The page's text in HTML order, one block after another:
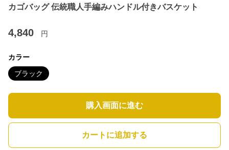
カゴバッグ 伝統職人手編みハンドル付きバスケット
4,840 円
カラー
ブラック
購入画面に進む
カートに追加する